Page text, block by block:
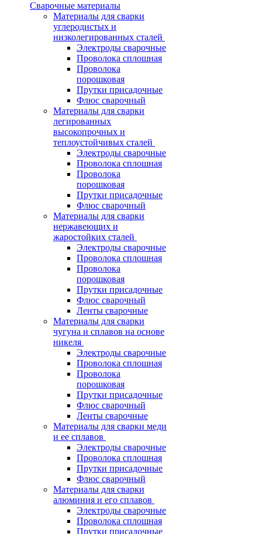
Сварочные материалы
Материалы для сварки
углеродистых и
низколегированных сталей
Электроды сварочные
Проволока сплошная
Проволока
порошковая
Прутки присадочные
Флюс сварочный
Материалы для сварки
легированных
высокопрочных и
теплоустойчивых сталей
Электроды сварочные
Проволока сплошная
Проволока
порошковая
Прутки присадочные
Флюс сварочный
Материалы для сварки
нержавеющих и
жаростойких сталей
Электроды сварочные
Проволока сплошная
Проволока
порошковая
Прутки присадочные
Флюс сварочный
Ленты сварочные
Материалы для сварки
чугуна и сплавов на основе
никеля
Электроды сварочные
Проволока сплошная
Проволока
порошковая
Прутки присадочные
Флюс сварочный
Ленты сварочные
Материалы для сварки меди
и ее сплавов
Электроды сварочные
Проволока сплошная
Прутки присадочные
Флюс сварочный
Материалы для сварки
алюминия и его сплавов
Электроды сварочные
Проволока сплошная
Прутки присадочные